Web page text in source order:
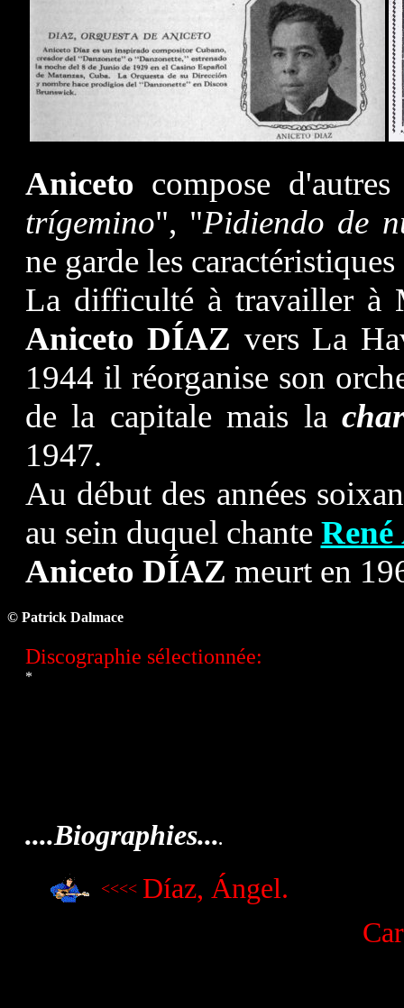
Aniceto compose
trígemino", "Pidiendo de
ne garde les
La difficulté à travailler à
Aniceto DÍAZ vers La
1944 il réorganise son
de la capitale mais la
1947.
Au début des années
au sein duquel chante
Aniceto DÍAZ meurt en
© Patrick Dalmace
Discographie sélectionnée:
*
....Biographies....
<<<< Díaz, Ángel.